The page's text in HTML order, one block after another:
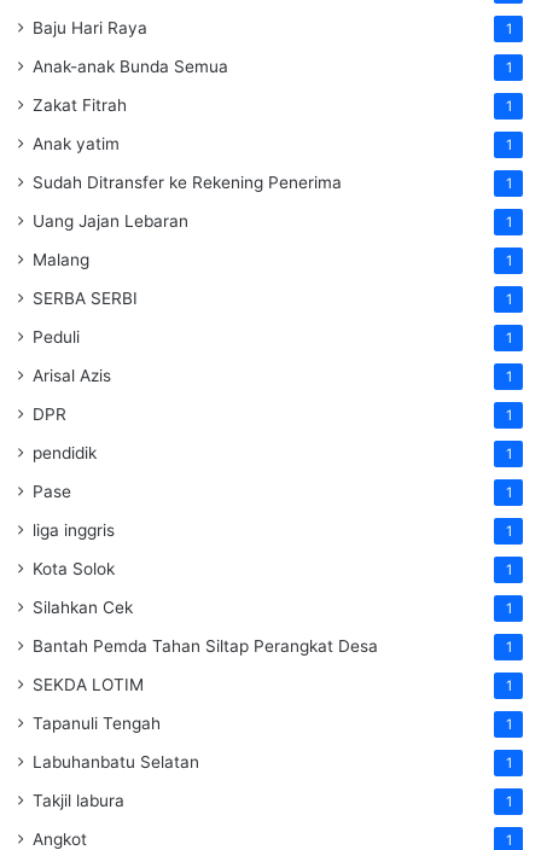
Baju Hari Raya 1
Anak-anak Bunda Semua 1
Zakat Fitrah 1
Anak yatim 1
Sudah Ditransfer ke Rekening Penerima 1
Uang Jajan Lebaran 1
Malang 1
SERBA SERBI 1
Peduli 1
Arisal Azis 1
DPR 1
pendidik 1
Pase 1
liga inggris 1
Kota Solok 1
Silahkan Cek 1
Bantah Pemda Tahan Siltap Perangkat Desa 1
SEKDA LOTIM 1
Tapanuli Tengah 1
Labuhanbatu Selatan 1
Takjil labura 1
Angkot 1